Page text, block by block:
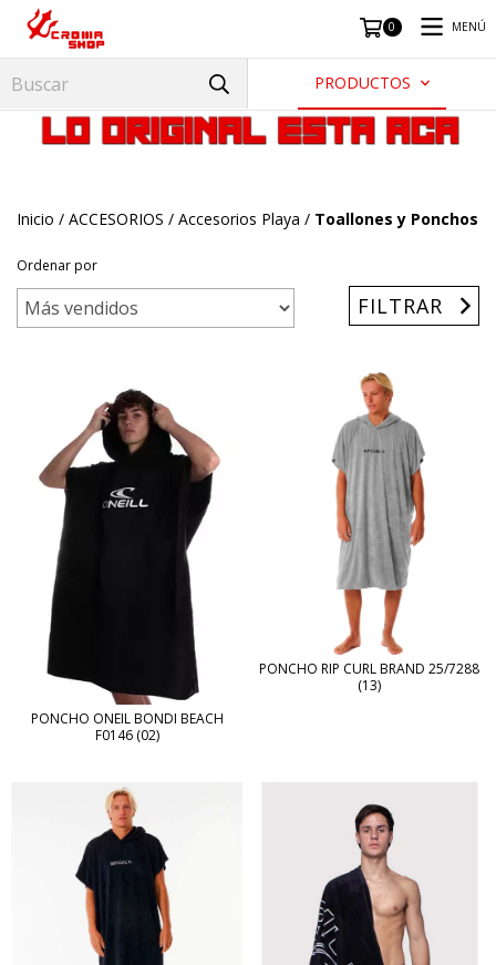
0 MENÚ
PRODUCTOS
Inicio / ACCESORIOS / Accesorios Playa / Toallones y Ponchos
Ordenar por
FILTRAR
PONCHO ONEIL BONDI BEACH
F0146 (02)
PONCHO RIP CURL BRAND 25/7288
(13)